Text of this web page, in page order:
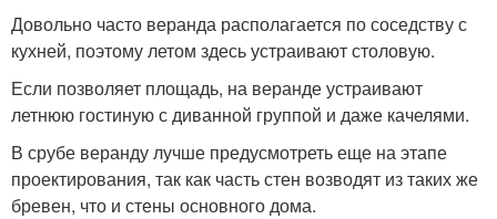
Довольно часто веранда располагается по соседству с
кухней, поэтому летом здесь устраивают столовую.
Если позволяет площадь, на веранде устраивают
летнюю гостиную с диванной группой и даже качелями.
В срубе веранду лучше предусмотреть еще на этапе
проектирования, так как часть стен возводят из таких же
бревен, что и стены основного дома.